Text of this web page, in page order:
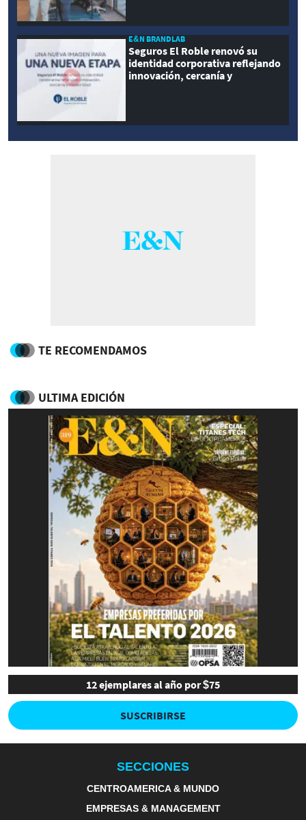
E&N BRANDLAB
Seguros El Roble renovó su
identidad corporativa reflejando
innovación, cercanía y
TE RECOMENDAMOS
ULTIMA EDICIÓN
12 ejemplares al año por $75
SUSCRIBIRSE
SECCIONES
CENTROAMERICA & MUNDO
EMPRESAS & MANAGEMENT